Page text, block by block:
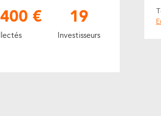
€ 19
Investisseurs